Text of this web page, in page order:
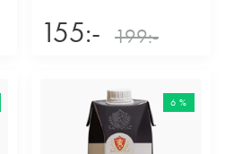
155:- 199:-
6 %